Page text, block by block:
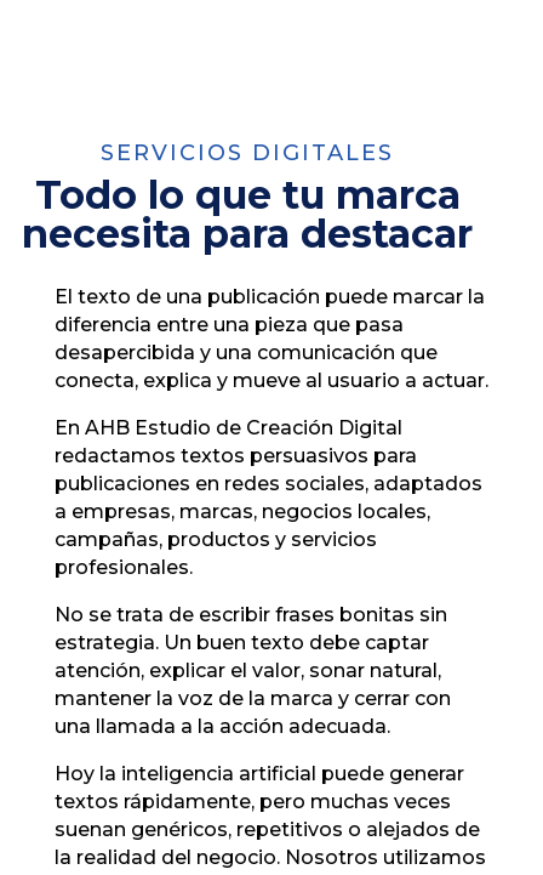
SERVICIOS DIGITALES
Todo lo que tu marca
necesita para destacar
El texto de una publicación puede marcar la
diferencia entre una pieza que pasa
desapercibida y una comunicación que
conecta, explica y mueve al usuario a actuar.
En AHB Estudio de Creación Digital
redactamos textos persuasivos para
publicaciones en redes sociales, adaptados
a empresas, marcas, negocios locales,
campañas, productos y servicios
profesionales.
No se trata de escribir frases bonitas sin
estrategia. Un buen texto debe captar
atención, explicar el valor, sonar natural,
mantener la voz de la marca y cerrar con
una llamada a la acción adecuada.
Hoy la inteligencia artificial puede generar
textos rápidamente, pero muchas veces
suenan genéricos, repetitivos o alejados de
la realidad del negocio. Nosotros utilizamos